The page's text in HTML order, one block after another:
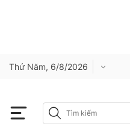
Thứ Năm, 6/8/2026